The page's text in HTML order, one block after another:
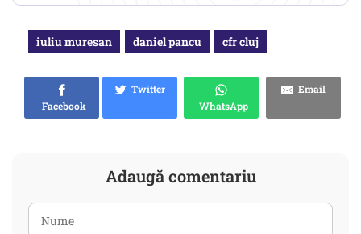
iuliu muresan daniel pancu cfr cluj
Facebook
Twitter
WhatsApp
Email
Adaugă comentariu